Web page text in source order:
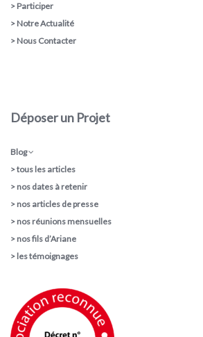
> Participer
> Notre Actualité
> Nous Contacter
Déposer un Projet
Blog
>tous les articles
> nos dates à retenir
> nos articles de presse
> nos réunions mensuelles
> nos fils d’Ariane
> les témoignages